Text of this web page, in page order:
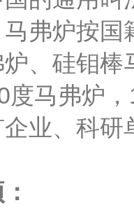
弗炉按
、硅钼
度马弗炉
业、科